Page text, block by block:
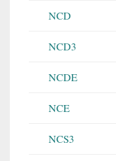
NCD
NCD3
NCDE
NCE
NCS3